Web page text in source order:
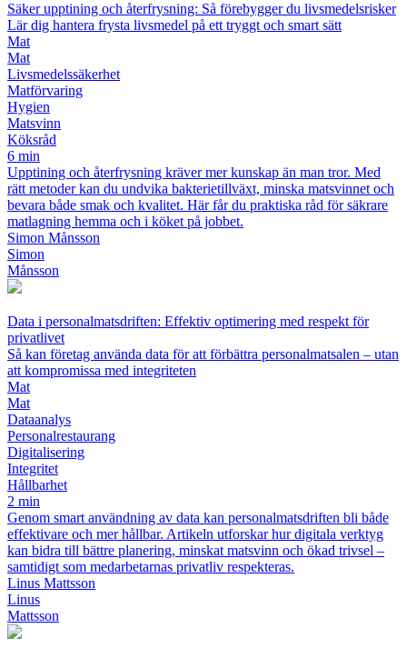
Säker upptining och återfrysning: Så förebygger du livsmedelsrisker
Lär dig hantera frysta livsmedel på ett tryggt och smart sätt
Mat
Mat
Livsmedelssäkerhet
Matförvaring
Hygien
Matsvinn
Köksråd
6 min
Upptining och återfrysning kräver mer kunskap än man tror. Med
rätt metoder kan du undvika bakterietillväxt, minska matsvinnet och
bevara både smak och kvalitet. Här får du praktiska råd för säkrare
matlagning hemma och i köket på jobbet.
Simon Månsson
Simon
Månsson
Data i personalmatsdriften: Effektiv optimering med respekt för
privatlivet
Så kan företag använda data för att förbättra personalmatsalen – utan
att kompromissa med integriteten
Mat
Mat
Dataanalys
Personalrestaurang
Digitalisering
Integritet
Hållbarhet
2 min
Genom smart användning av data kan personalmatsdriften bli både
effektivare och mer hållbar. Artikeln utforskar hur digitala verktyg
kan bidra till bättre planering, minskat matsvinn och ökad trivsel –
samtidigt som medarbetarnas privatliv respekteras.
Linus Mattsson
Linus
Mattsson